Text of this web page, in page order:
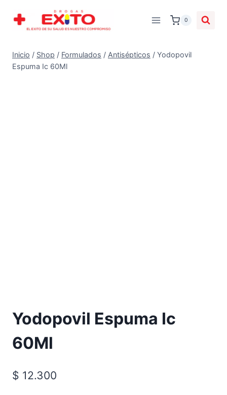
0
Inicio / Shop / Formulados / Antisépticos / Yodopovil
Espuma Ic 60Ml
Yodopovil Espuma Ic
60Ml
$ 12.300